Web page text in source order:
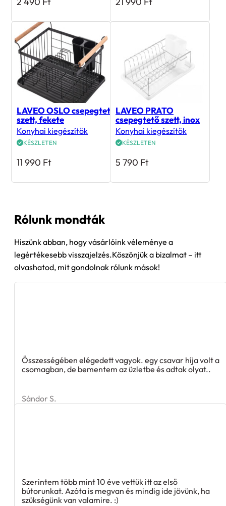
LAVEO OSLO csepegtető
szett, fekete
Konyhai kiegészítők
KÉSZLETEN
11 990 Ft
LAVEO PRATO
csepegtető szett, inox
Konyhai kiegészítők
KÉSZLETEN
5 790 Ft
Rólunk mondták
Hiszünk abban, hogy vásárlóink véleménye a
legértékesebb visszajelzés.Köszönjük a bizalmat – itt
olvashatod, mit gondolnak rólunk mások!
Összességében elégedett vagyok. egy csavar híja volt a
csomagban, de bementem az üzletbe és adtak olyat..
Sándor S.
Szerintem több mint 10 éve vettük itt az első
bútorunkat. Azóta is megvan és mindig ide jövünk, ha
szükségünk van valamire. :)